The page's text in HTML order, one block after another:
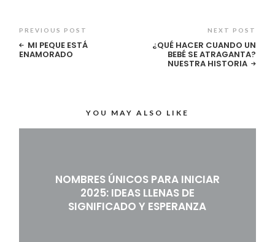
PREVIOUS POST
MI PEQUE ESTÁ
ENAMORADO
NEXT POST
¿QUÉ HACER CUANDO UN
BEBÉ SE ATRAGANTA?
NUESTRA HISTORIA
YOU MAY ALSO LIKE
NOMBRES ÚNICOS PARA INICIAR
2025: IDEAS LLENAS DE
SIGNIFICADO Y ESPERANZA